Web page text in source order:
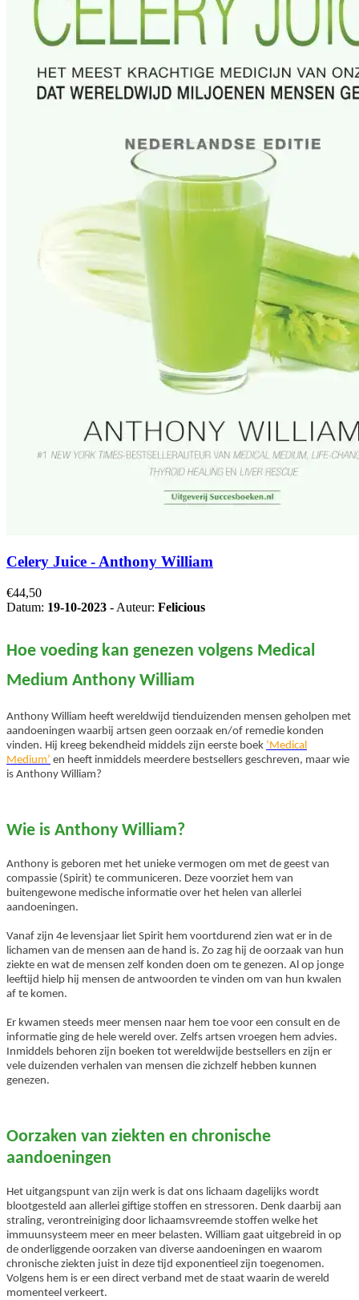
Celery Juice - Anthony William
€44,50
Datum: 19-10-2023 - Auteur: Felicious
Hoe voeding kan genezen volgens Medical
Medium Anthony William
Anthony William heeft wereldwijd tienduizenden mensen geholpen met
aandoeningen waarbij artsen geen oorzaak en/of remedie konden
vinden. Hij kreeg bekendheid middels zijn eerste boek ‘Medical
Medium’ en heeft inmiddels meerdere bestsellers geschreven, maar wie
is Anthony William?
Wie is Anthony William?
Anthony is geboren met het unieke vermogen om met de geest van
compassie (Spirit) te communiceren. Deze voorziet hem van
buitengewone medische informatie over het helen van allerlei
aandoeningen.
Vanaf zijn 4e levensjaar liet Spirit hem voortdurend zien wat er in de
lichamen van de mensen aan de hand is. Zo zag hij de oorzaak van hun
ziekte en wat de mensen zelf konden doen om te genezen. Al op jonge
leeftijd hielp hij mensen de antwoorden te vinden om van hun kwalen
af te komen.
Er kwamen steeds meer mensen naar hem toe voor een consult en de
informatie ging de hele wereld over. Zelfs artsen vroegen hem advies.
Inmiddels behoren zijn boeken tot wereldwijde bestsellers en zijn er
vele duizenden verhalen van mensen die zichzelf hebben kunnen
genezen.
Oorzaken van ziekten en chronische
aandoeningen
Het uitgangspunt van zijn werk is dat ons lichaam dagelijks wordt
blootgesteld aan allerlei giftige stoffen en stressoren. Denk daarbij aan
straling, verontreiniging door lichaamsvreemde stoffen welke het
immuunsysteem meer en meer belasten. William gaat uitgebreid in op
de onderliggende oorzaken van diverse aandoeningen en waarom
chronische ziekten juist in deze tijd exponentieel zijn toegenomen.
Volgens hem is er een direct verband met de staat waarin de wereld
momenteel verkeert.